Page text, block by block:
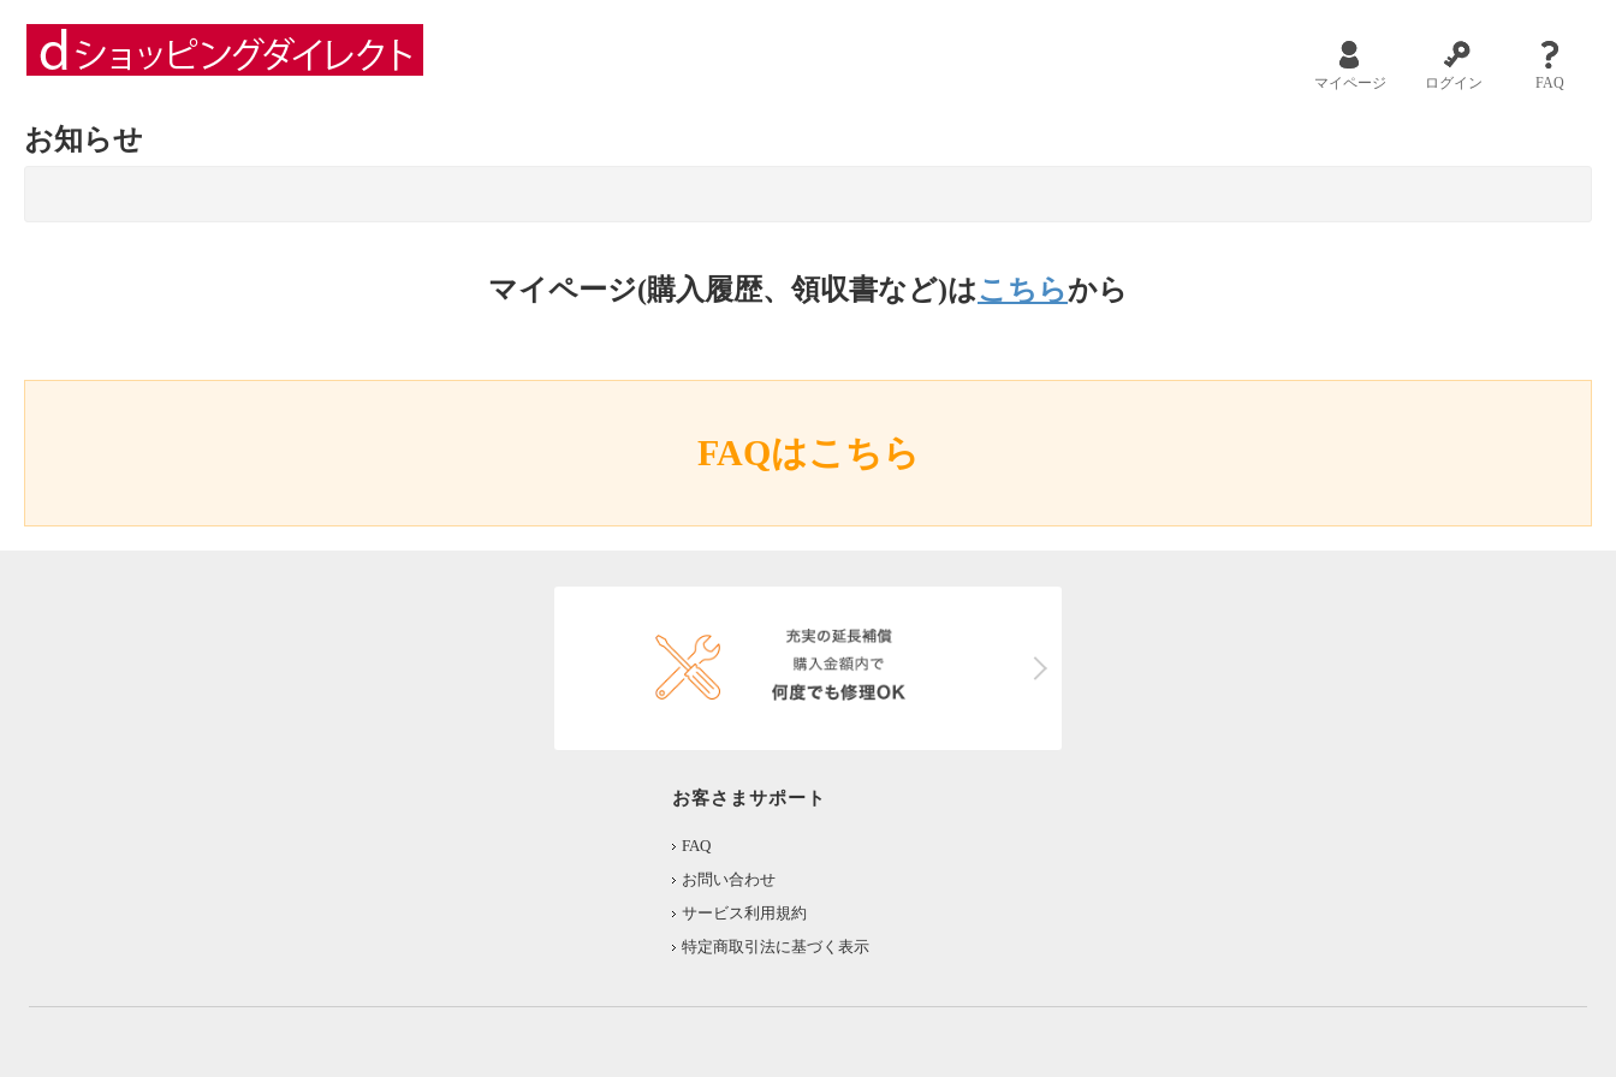
マイページ ログイン FAQ
お知らせ
マイページ(購入履歴、領収書など)はこちらから
FAQはこちら
お客さまサポート
FAQ
お問い合わせ
サービス利用規約
特定商取引法に基づく表示